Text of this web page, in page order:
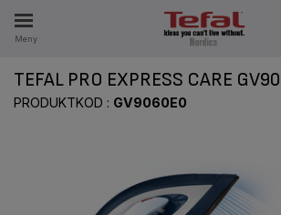
Meny
TEFAL PRO EXPRESS CARE
PRODUKTKOD : GV9060E0